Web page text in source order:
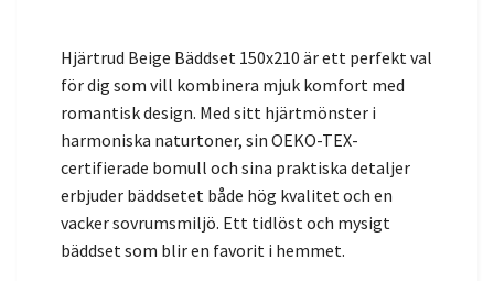
Hjärtrud Beige Bäddset 150x210 är ett perfekt val
för dig som vill kombinera mjuk komfort med
romantisk design. Med sitt hjärtmönster i
harmoniska naturtoner, sin OEKO-TEX-
certifierade bomull och sina praktiska detaljer
erbjuder bäddsetet både hög kvalitet och en
vacker sovrumsmiljö. Ett tidlöst och mysigt
bäddset som blir en favorit i hemmet.